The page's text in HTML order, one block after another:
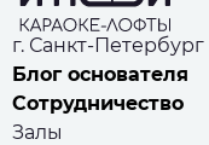
г. Санкт-Петербург
Блог основателя
Сотрудничество
Залы